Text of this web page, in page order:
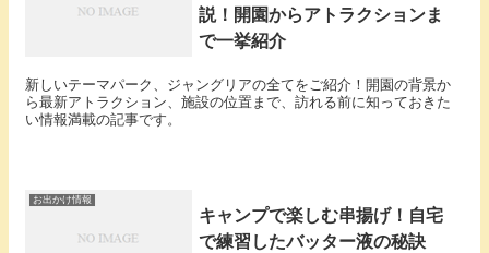
説！開園からアトラクションま
で一挙紹介
新しいテーマパーク、ジャングリアの全てをご紹介！開園の背景か
ら最新アトラクション、施設の位置まで、訪れる前に知っておきた
い情報満載の記事です。
お出かけ情報
キャンプで楽しむ串揚げ！自宅
で練習したバッター液の秘訣